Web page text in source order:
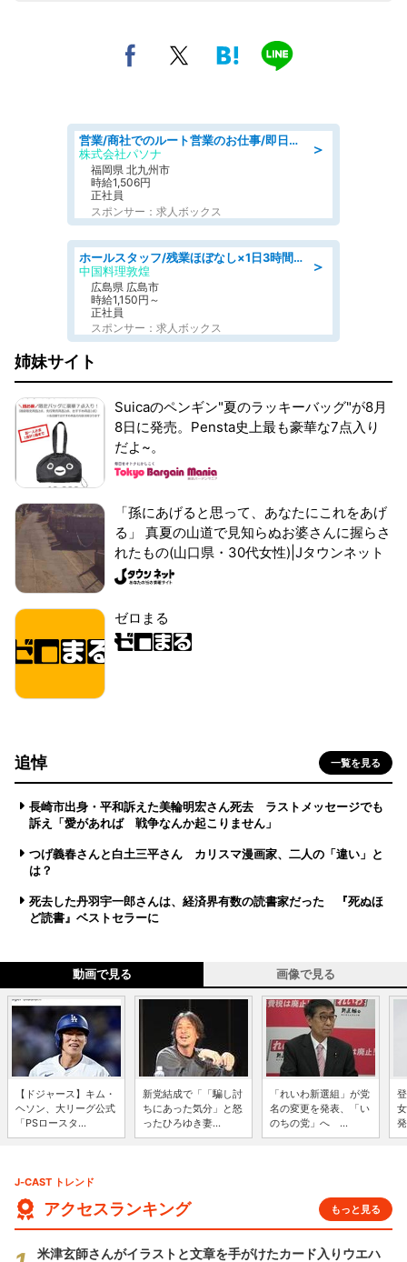
＞
営業/商社でのルート営業のお仕事/即日勤務可/車通勤可/営業
株式会社パソナ
福岡県 北九州市
時給1,506円
正社員
スポンサー：求人ボックス
＞
ホールスタッフ/残業ほぼなし×1日3時間〜勤務OK!フォロー体制も充実/広島県/広島市南区
中国料理敦煌
広島県 広島市
時給1,150円～
正社員
スポンサー：求人ボックス
姉妹サイト
Suicaのペンギン"夏のラッキーバッグ"が8月
8日に発売。Pensta史上最も豪華な7点入り
だよ~。
「孫にあげると思って、あなたにこれをあげ
る」 真夏の山道で見知らぬお婆さんに握らさ
れたもの(山口県・30代女性)|Jタウンネット
ゼロまる
追悼 一覧を見る
長崎市出身・平和訴えた美輪明宏さん死去 ラストメッセージでも
訴え「愛があれば 戦争なんか起こりません」
つげ義春さんと白土三平さん カリスマ漫画家、二人の「違い」と
は？
死去した丹羽宇一郎さんは、経済界有数の読書家だった 『死ぬほ
ど読書』ベストセラーに
動画で見る 画像で見る
【ドジャース】キム・
ヘソン、大リーグ公式
「PSロースタ...
新党結成で「「騙し討
ちにあった気分」と怒
ったひろゆき妻...
「れいわ新選組」が党
名の変更を発表、「い
のちの党」へ ...
J-CAST トレンド
アクセスランキング もっと見る
米津玄師さんがイラストと文章を手がけたカード入りウエハ